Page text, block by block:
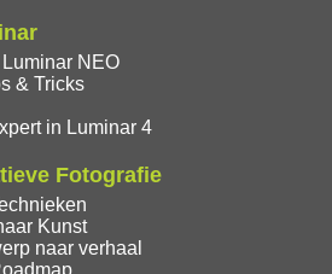
NEO
& Tricks
in Luminar 4
Fotografie
Kunst
naar verhaal